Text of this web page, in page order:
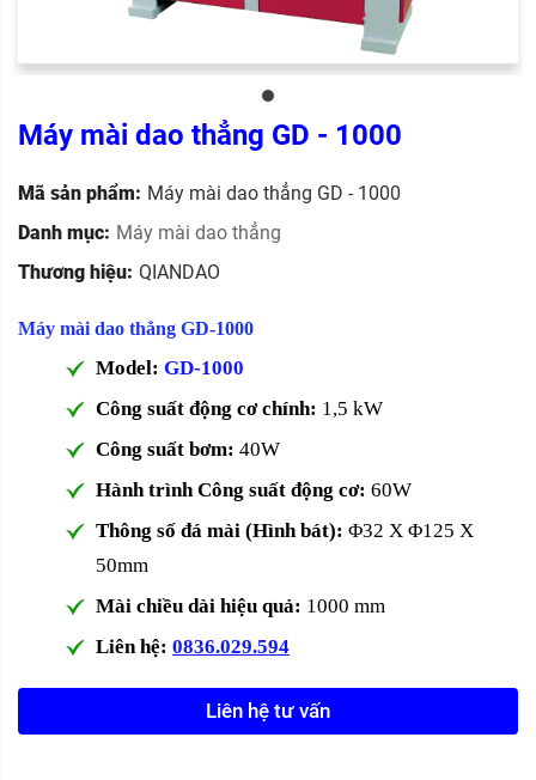
Máy mài dao thẳng GD - 1000
Mã sản phẩm: Máy mài dao thẳng GD - 1000
Danh mục: Máy mài dao thẳng
Thương hiệu: QIANDAO
Máy mài dao thẳng GD-1000
Model: GD-1000
Công suất động cơ chính: 1,5 kW
Công suất bơm: 40W
Hành trình Công suất động cơ: 60W
Thông số đá mài (Hình bát): Φ32 X Φ125 X
50mm
Mài chiều dài hiệu quả: 1000 mm
Liên hệ: 0836.029.594
Liên hệ tư vấn